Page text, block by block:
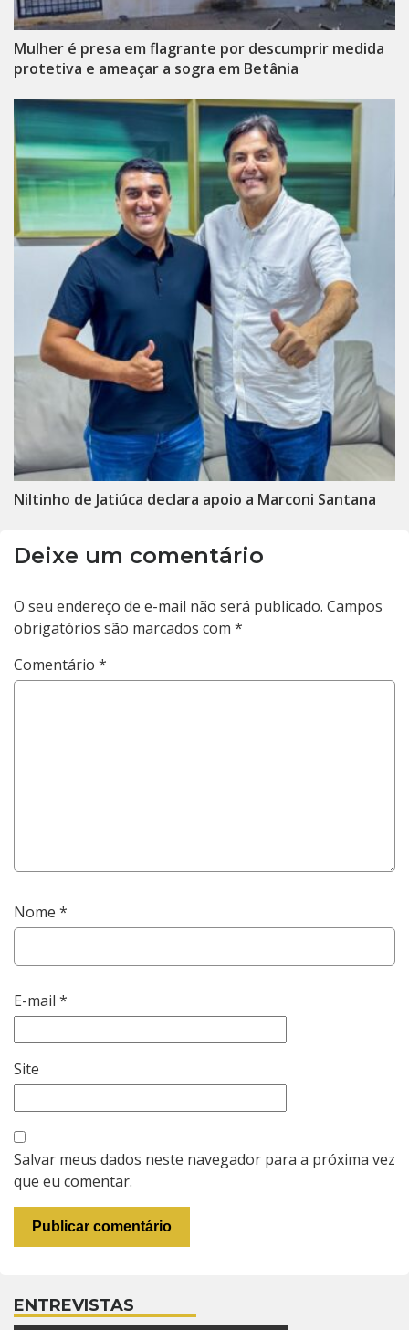
Mulher é presa em flagrante por descumprir medida
protetiva e ameaçar a sogra em Betânia
Niltinho de Jatiúca declara apoio a Marconi Santana
Deixe um comentário
O seu endereço de e-mail não será publicado. Campos
obrigatórios são marcados com *
Comentário *
Nome *
E-mail *
Site
Salvar meus dados neste navegador para a próxima vez
que eu comentar.
ENTREVISTAS